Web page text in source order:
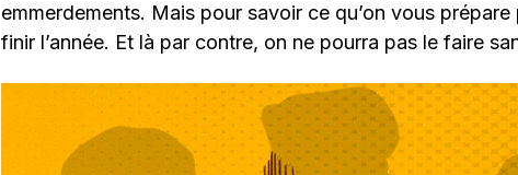
emmerdements. Mais pour savoir ce qu’on vous
finir l’année. Et là par contre, on ne pourra pas le faire